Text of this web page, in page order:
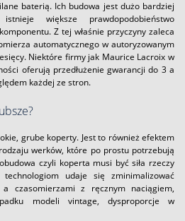
baterią. Ich budowa jest dużo bardziej
większe prawdopodobieństwo
Z tej właśnie przyczyny zaleca
automatycznego w autoryzowanym
Niektóre firmy jak Maurice Lacroix w
oferują przedłużenie gwarancji do 3 a
każdej ze stron.
grube koperty. Jest to również efektem
werków, które po prostu potrzebują
czyli koperta musi być siła rzeczy
udaje się zminimalizować
czasomierzami z ręcznym naciągiem,
modeli vintage, dysproporcje w